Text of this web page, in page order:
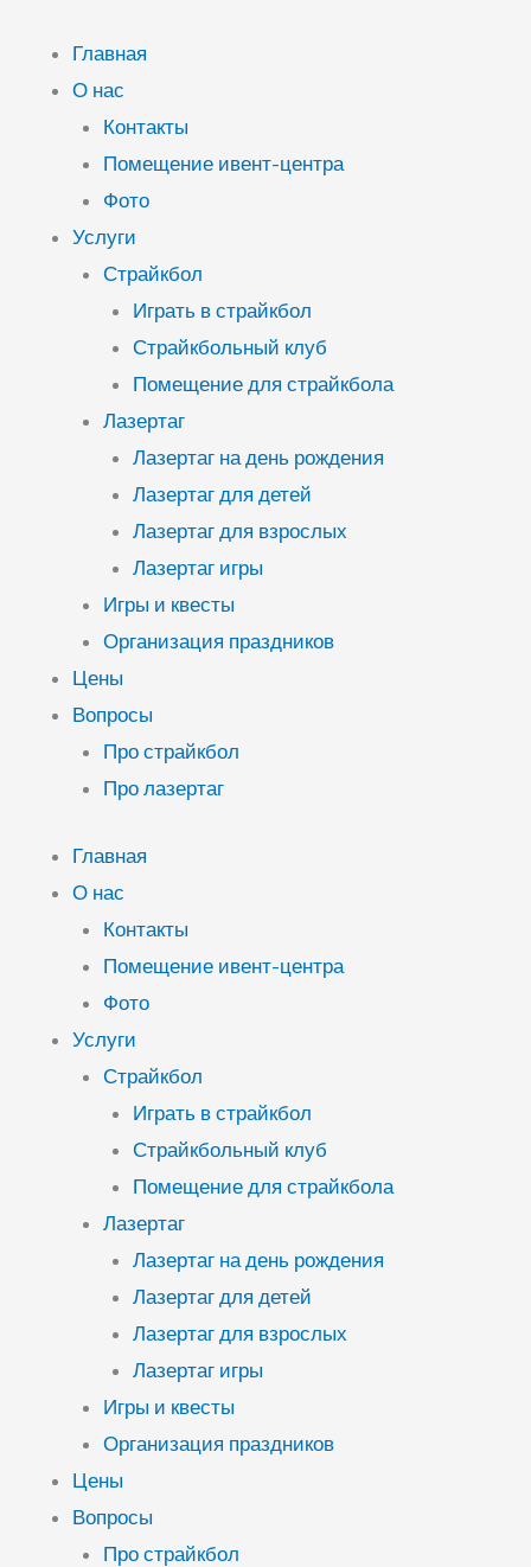
содержимому
Главная
О нас
Контакты
Помещение ивент-центра
Фото
Услуги
Страйкбол
Играть в страйкбол
Страйкбольный клуб
Помещение для страйкбола
Лазертаг
Лазертаг на день рождения
Лазертаг для детей
Лазертаг для взрослых
Лазертаг игры
Игры и квесты
Организация праздников
Цены
Вопросы
Про страйкбол
Про лазертаг
Главная
О нас
Контакты
Помещение ивент-центра
Фото
Услуги
Страйкбол
Играть в страйкбол
Страйкбольный клуб
Помещение для страйкбола
Лазертаг
Лазертаг на день рождения
Лазертаг для детей
Лазертаг для взрослых
Лазертаг игры
Игры и квесты
Организация праздников
Цены
Вопросы
Про страйкбол